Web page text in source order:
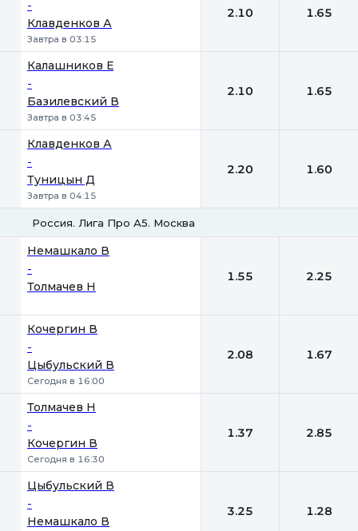
-
Клавденков А
Завтра в 03:15
2.10 1.65
Калашников Е
-
Базилевский В
Завтра в 03:45
2.10 1.65
Клавденков А
-
Туницын Д
Завтра в 04:15
2.20 1.60
Россия. Лига Про А5. Москва
Немашкало В
-
Толмачев Н
1.55 2.25
Кочергин В
-
Цыбульский В
Сегодня в 16:00
2.08 1.67
Толмачев Н
-
Кочергин В
Сегодня в 16:30
1.37 2.85
Цыбульский В
-
Немашкало В
3.25 1.28